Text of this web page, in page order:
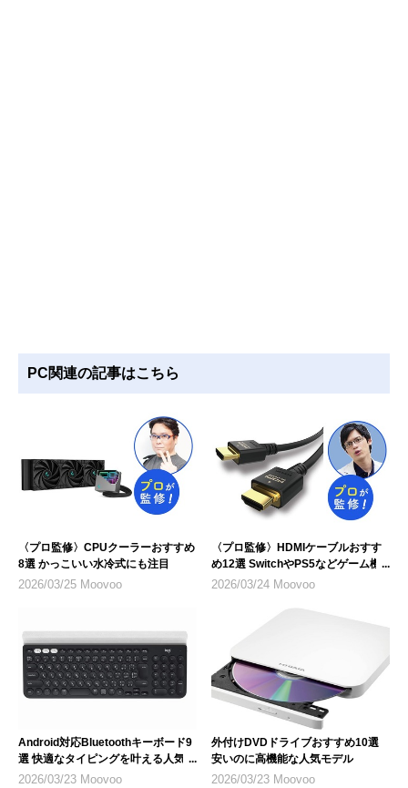
PC関連の記事はこちら
〈プロ監修〉CPUクーラーおすすめ
8選 かっこいい水冷式にも注目
2026/03/25 Moovoo
〈プロ監修〉HDMIケーブルおすす
め12選 SwitchやPS5などゲーム機
のテレビ接続にも
2026/03/24 Moovoo
Android対応Bluetoothキーボード9
選 快適なタイピングを叶える人気モ
デル
2026/03/23 Moovoo
外付けDVDドライブおすすめ10選
安いのに高機能な人気モデル
2026/03/23 Moovoo